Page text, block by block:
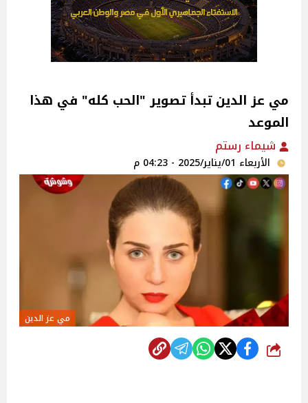
مي عز الدين تبدأ تصوير "الحب كله" في هذا
الموعد
شيماء رستم
الأربعاء 01/يناير/2025 - 04:23 م
مي عز الدين
شارك